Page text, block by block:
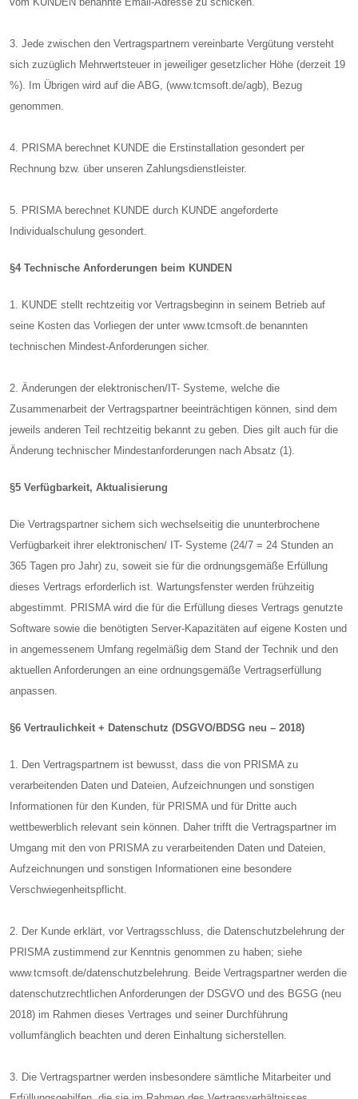
3. Jede zwischen den Vertragspartnern vereinbarte Vergütung versteht
sich zuzüglich Mehrwertsteuer in jeweiliger gesetzlicher Höhe (derzeit 19
%). Im Übrigen wird auf die ABG, (www.tcmsoft.de/agb), Bezug
genommen.
4. PRISMA berechnet KUNDE die Erstinstallation gesondert per
Rechnung bzw. über unseren Zahlungsdienstleister.
5. PRISMA berechnet KUNDE durch KUNDE angeforderte
Individualschulung gesondert.
§4 Technische Anforderungen beim KUNDEN
1. KUNDE stellt rechtzeitig vor Vertragsbeginn in seinem Betrieb auf
seine Kosten das Vorliegen der unter www.tcmsoft.de benannten
technischen Mindest-Anforderungen sicher.
2. Änderungen der elektronischen/IT- Systeme, welche die
Zusammenarbeit der Vertragspartner beeinträchtigen können, sind dem
jeweils anderen Teil rechtzeitig bekannt zu geben. Dies gilt auch für die
Änderung technischer Mindestanforderungen nach Absatz (1).
§5 Verfügbarkeit, Aktualisierung
Die Vertragspartner sichern sich wechselseitig die ununterbrochene
Verfügbarkeit ihrer elektronischen/ IT- Systeme (24/7 = 24 Stunden an
365 Tagen pro Jahr) zu, soweit sie für die ordnungsgemäße Erfüllung
dieses Vertrags erforderlich ist. Wartungsfenster werden frühzeitig
abgestimmt. PRISMA wird die für die Erfüllung dieses Vertrags genutzte
Software sowie die benötigten Server-Kapazitäten auf eigene Kosten und
in angemessenem Umfang regelmäßig dem Stand der Technik und den
aktuellen Anforderungen an eine ordnungsgemäße Vertragserfüllung
anpassen.
§6 Vertraulichkeit + Datenschutz (DSGVO/BDSG neu – 2018)
1. Den Vertragspartnern ist bewusst, dass die von PRISMA zu
verarbeitenden Daten und Dateien, Aufzeichnungen und sonstigen
Informationen für den Kunden, für PRISMA und für Dritte auch
wettbewerblich relevant sein können. Daher trifft die Vertragspartner im
Umgang mit den von PRISMA zu verarbeitenden Daten und Dateien,
Aufzeichnungen und sonstigen Informationen eine besondere
Verschwiegenheitspflicht.
2. Der Kunde erklärt, vor Vertragsschluss, die Datenschutzbelehrung der
PRISMA zustimmend zur Kenntnis genommen zu haben; siehe
www.tcmsoft.de/datenschutzbelehrung. Beide Vertragspartner werden die
datenschutzrechtlichen Anforderungen der DSGVO und des BGSG (neu
2018) im Rahmen dieses Vertrages und seiner Durchführung
vollumfänglich beachten und deren Einhaltung sicherstellen.
3. Die Vertragspartner werden insbesondere sämtliche Mitarbeiter und